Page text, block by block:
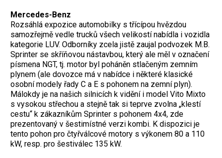
Mercedes-Benz
Rozsáhlá expozice automobilky s třícípou hvězdou
samozřejmě vedle trucků všech velikostí nabídla i vozidla
kategorie LUV. Odborníky zcela jistě zaujal podvozek M.B.
Sprinter se skříňovou nástavbou, který ale měl v označení
písmena NGT, tj. motor byl poháněn stlačeným zemním
plynem (ale dovozce má v nabídce i některé klasické
osobní modely řady C a E s pohonem na zemní plyn).
Málokdy je na našich silnicích k vidění i model Vito Mixto
s vysokou střechou a stejně tak si teprve zvolna „klestí
cestu“ k zákazníkům Sprinter s pohonem 4x4, zde
prezentovaný v šestimístné verzi kombi. K dispozici je
tento pohon pro čtyřválcové motory s výkonem 80 a 110
kW, resp. pro šestiválec 135 kW.